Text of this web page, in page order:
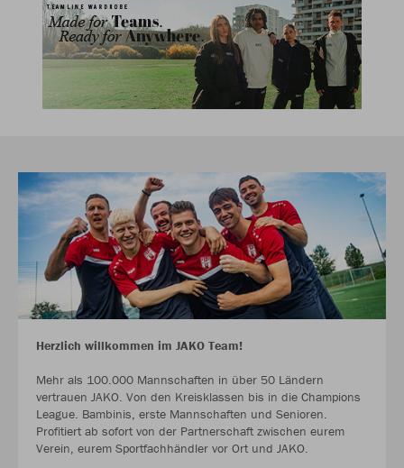
Herzlich willkommen im JAKO Team!
Mehr als 100.000 Mannschaften in über 50 Ländern
vertrauen JAKO. Von den Kreisklassen bis in die Champions
League. Bambinis, erste Mannschaften und Senioren.
Profitiert ab sofort von der Partnerschaft zwischen eurem
Verein, eurem Sportfachhändler vor Ort und JAKO.